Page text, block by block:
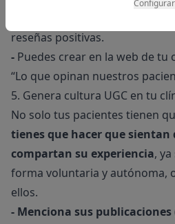
reseñas positivas.
- Puedes crear en la web de tu
“Lo que opinan nuestros
5. Genera cultura UGC en tu
No solo tus pacientes tienen
tienes que hacer que sientan
compartan su experiencia,
forma voluntaria y autónoma,
ellos.
- Menciona sus publicaciones
Configurar